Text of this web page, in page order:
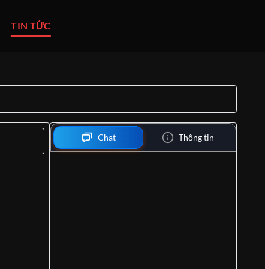
TIN TỨC
Chat Thông tin